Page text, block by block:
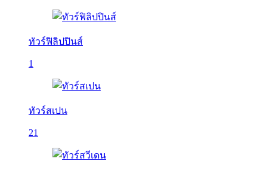
ทัวร์ฟิลิปปินส์
1
ทัวร์สเปน
21